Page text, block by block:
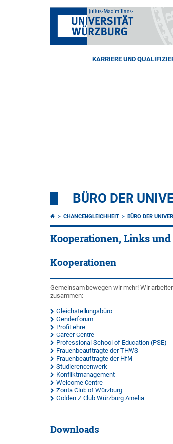
KARRIERE UND
BÜRO DER
CHANCENGLEICHHEIT BÜRO DER
Kooperationen, Links und
Kooperationen
Gemeinsam bewegen wir mehr! Wir
zusammen:
Gleichstellungsbüro
Genderforum
ProfiLehre
Career Centre
Professional School of Education (PSE)
Frauenbeauftragte der THWS
Frauenbeauftragte der HfM
Studierendenwerk
Konfliktmanagement
Welcome Centre
Zonta Club of Würzburg
Golden Z Club Würzburg Amelia
Downloads